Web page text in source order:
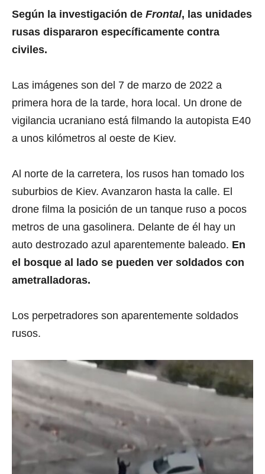
Según la investigación de Frontal, las unidades
rusas dispararon específicamente contra
civiles.
Las imágenes son del 7 de marzo de 2022 a
primera hora de la tarde, hora local. Un drone de
vigilancia ucraniano está filmando la autopista E40
a unos kilómetros al oeste de Kiev.
Al norte de la carretera, los rusos han tomado los
suburbios de Kiev. Avanzaron hasta la calle. El
drone filma la posición de un tanque ruso a pocos
metros de una gasolinera. Delante de él hay un
auto destrozado azul aparentemente baleado. En
el bosque al lado se pueden ver soldados con
ametralladoras.
Los perpetradores son aparentemente soldados
rusos.